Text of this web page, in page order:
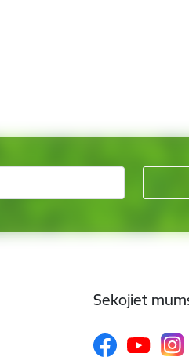
Sekojiet